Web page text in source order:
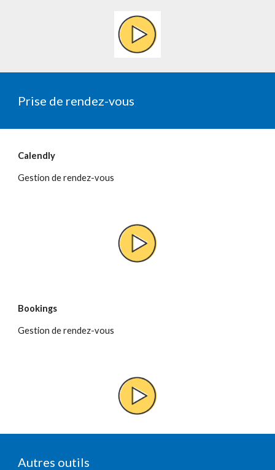
Prise de rendez-vous
Calendly
Gestion de rendez-vous
Bookings
Gestion de rendez-vous
Autres outils